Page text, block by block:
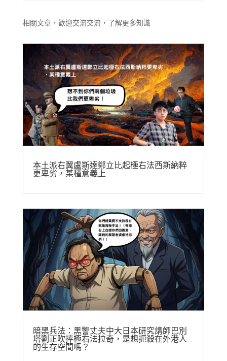
相關文章，歡迎交流交流，了解更多知識
本土派右翼盧斯達鄭立比起極右法西斯納粹
更卑劣，某種意義上
暗黑兵法：黑警丈夫中大日本研究講師巴別
塔劉正吹捧極右法拉奇，是想扼殺在外港人
的生存空間嗎？